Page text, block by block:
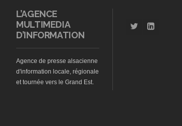
L’AGENCE
MULTIMEDIA
D’INFORMATION
Agence de presse alsacienne
d'information locale, régionale
et tournée vers le Grand Est.